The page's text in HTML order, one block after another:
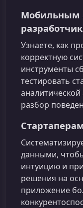
Мобильным
Узнаете, как
корректную
инструменты
тестировать
разбор
Стартаперам
данными,
интуицию и
решения на
приложение